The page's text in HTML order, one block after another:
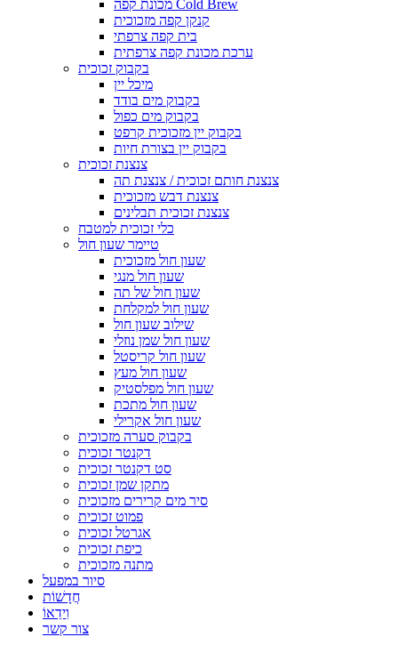
מכונת קפה Cold Brew
קנקן קפה מזכוכית
בית קפה צרפתי
ערכת מכונת קפה צרפתית
בקבוק זכוכית
מיכל יין
בקבוק מים בודד
בקבוק מים כפול
בקבוק יין מזכוכית קרפט
בקבוק יין בצורת חיות
צנצנת זכוכית
צנצנת חותם זכוכית / צנצנת תה
צנצנת דבש מזכוכית
צנצנת זכוכית תבלינים
כלי זכוכית למטבח
טיימר שעון חול
שעון חול מזכוכית
שעון חול מנגי
שעון חול של תה
שעון חול למקלחת
שילוב שעון חול
שעון חול שמן נוזלי
שעון חול קריסטל
שעון חול מעץ
שעון חול מפלסטיק
שעון חול מתכת
שעון חול אקרילי
בקבוק סערה מזכוכית
דקנטר זכוכית
סט דקנטר זכוכית
מתקן שמן זכוכית
סיר מים קרירים מזכוכית
פמוט זכוכית
אגרטל זכוכית
כיפת זכוכית
מתנה מזכוכית
סיור במפעל
חֲדָשׁוֹת
וִידֵאוֹ
צור קשר